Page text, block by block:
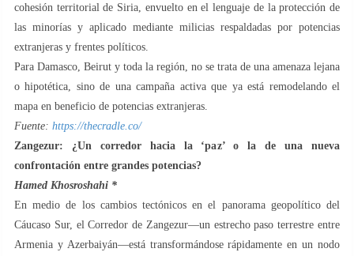
cohesión territorial de Siria, envuelto en el lenguaje de la protección de
las minorías y aplicado mediante milicias respaldadas por potencias
extranjeras y frentes políticos.
Para Damasco, Beirut y toda la región, no se trata de una amenaza lejana
o hipotética, sino de una campaña activa que ya está remodelando el
mapa en beneficio de potencias extranjeras.
Fuente: https://thecradle.co/
Zangezur: ¿Un corredor hacia la ‘paz’ o la de una nueva
confrontación entre grandes potencias?
Hamed Khosroshahi *
En medio de los cambios tectónicos en el panorama geopolítico del
Cáucaso Sur, el Corredor de Zangezur—un estrecho paso terrestre entre
Armenia y Azerbaiyán—está transformándose rápidamente en un nodo